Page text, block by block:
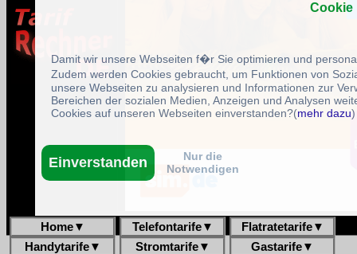
Home▼ Telefontarife▼ Flatratetarife▼
Handytarife▼ Stromtarife▼ Gastarife▼
Cookie
Damit wir unsere Webseiten f�r Sie optimieren und
Zudem werden Cookies gebraucht, um Funktionen von
unsere Webseiten zu analysieren und Informationen zur
Bereichen der sozialen Medien, Anzeigen und Analysen
Cookies auf unseren Webseiten einverstanden?(mehr dazu)
Einverstanden
Nur die
Notwendigen